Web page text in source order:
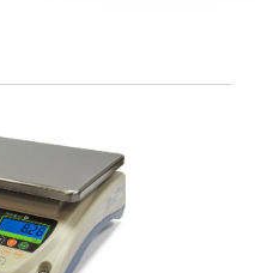
INTERFEJS
KOMUNIKACYJNY